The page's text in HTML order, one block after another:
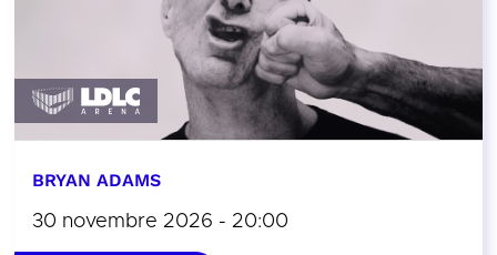
BRYAN ADAMS
30 novembre 2026 - 20:00